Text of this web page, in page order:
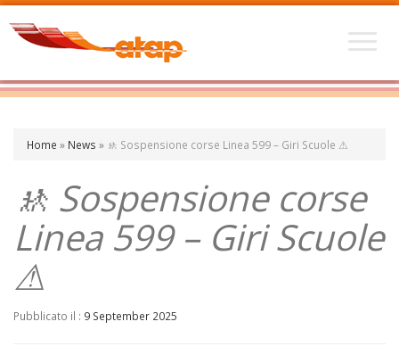
Home » News » 🚸 Sospensione corse Linea 599 – Giri Scuole ⚠
🚸 Sospensione corse
Linea 599 – Giri Scuole
⚠
Pubblicato il : 9 September 2025